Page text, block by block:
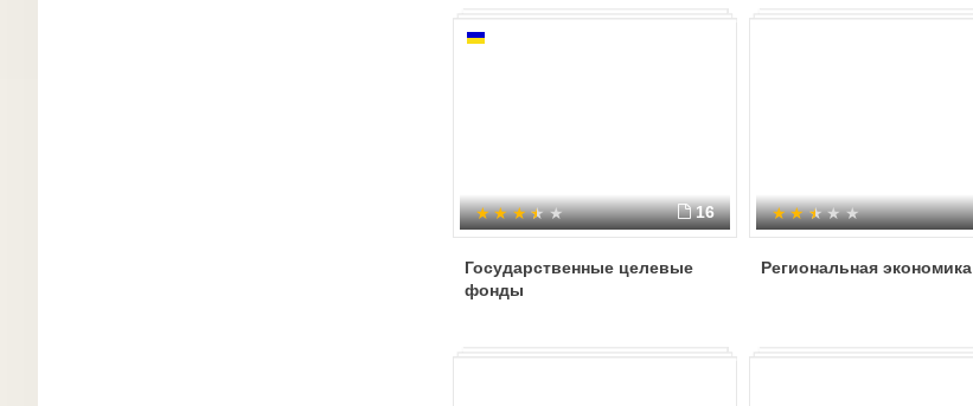
16
Государственные целевые
фонды
Региональная экономика